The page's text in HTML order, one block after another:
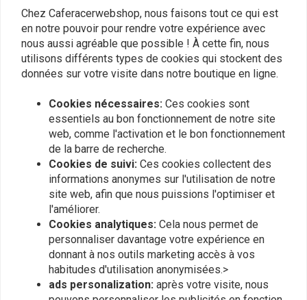
Données : Maurizio Galasso – numéro de téléphone : +39-3356401421 –
Pays : ITALIE, Campobasso (CB) 86100
Motivation : Mancato utilizzo, moto secondaire.
Vendo moto Guzzi breva 1100 transformé café racer.
C'est l'une des raisons suivantes :
Dimostrabili in fattura au bureau Guzzi 2500€ pour l'effet, alcuni dei quali
: révision du moteur complet avec substitution albero Biella en tutte les
guarnizioni en anelli di tenuta.
Nouvelle bougie
Télécharger la nouvelle conversion GPR
Vernissage du tissu
Test de vernissage coperchi
Conception du serbatoio de 0
En savoir plus
Avis
(0 évaluations)
Plaats ook een review
Chez Caferacerwebshop, nous faisons tout ce qui est
en notre pouvoir pour rendre votre expérience avec
nous aussi agréable que possible ! À cette fin, nous
utilisons différents types de cookies qui stockent des
données sur votre visite dans notre boutique en ligne.
Cookies nécessaires: Ces cookies sont
essentiels au bon fonctionnement de notre site
web, comme l'activation et le bon fonctionnement
de la barre de recherche.
Cookies de suivi: Ces cookies collectent des
informations anonymes sur l'utilisation de notre
site web, afin que nous puissions l'optimiser et
l'améliorer.
Cookies analytiques: Cela nous permet de
personnaliser davantage votre expérience en
donnant à nos outils marketing accès à vos
habitudes d'utilisation anonymisées.>
ads personalization: après votre visite, nous